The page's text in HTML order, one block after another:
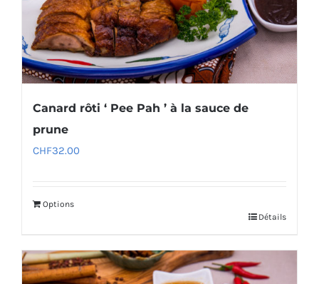
Canard rôti ‘ Pee Pah ’ à la sauce de
prune
CHF32.00
Options
Détails